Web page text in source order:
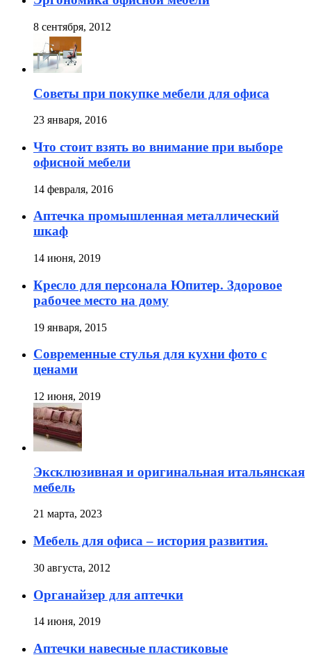
8 сентября, 2012
Советы при покупке мебели для офиса
23 января, 2016
Что стоит взять во внимание при выборе
офисной мебели
14 февраля, 2016
Аптечка промышленная металлический
шкаф
14 июня, 2019
Кресло для персонала Юпитер. Здоровое
рабочее место на дому
19 января, 2015
Современные стулья для кухни фото с
ценами
12 июня, 2019
Эксклюзивная и оригинальная итальянская
мебель
21 марта, 2023
Мебель для офиса – история развития.
30 августа, 2012
Органайзер для аптечки
14 июня, 2019
Аптечки навесные пластиковые